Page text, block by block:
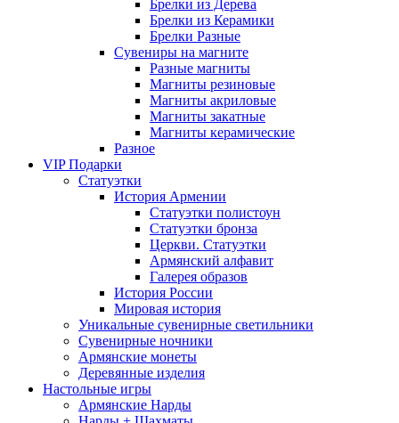
Брелки из Дерева
Брелки из Керамики
Брелки Разные
Сувениры на магните
Разные магниты
Магниты резиновые
Магниты акриловые
Магниты закатные
Магниты керамические
Разное
VIP Подарки
Статуэтки
История Армении
Статуэтки полистоун
Статуэтки бронза
Церкви. Статуэтки
Армянский алфавит
Галерея образов
История России
Мировая история
Уникальные сувенирные светильники
Сувенирные ночники
Армянские монеты
Деревянные изделия
Настольные игры
Армянские Нарды